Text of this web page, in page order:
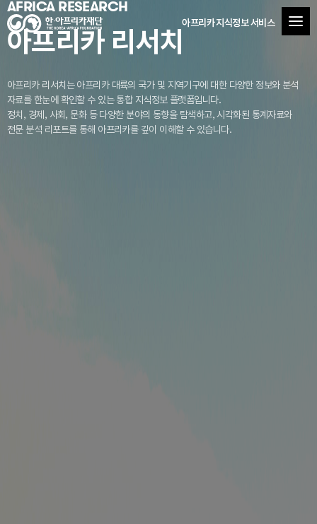
아프리카 지식정보 서비스
AFRICA RESEARCH
아프리카 리서치
아프리카 리서치는 아프리카 대륙의 국가 및 지역기구에 대한 다양한 정보와 분석
자료를 한눈에 확인할 수 있는 통합 지식정보 플랫폼입니다.
정치, 경제, 사회, 문화 등 다양한 분야의 동향을 탐색하고, 시각화된 통계자료와
전문 분석 리포트를 통해 아프리카를 깊이 이해할 수 있습니다.